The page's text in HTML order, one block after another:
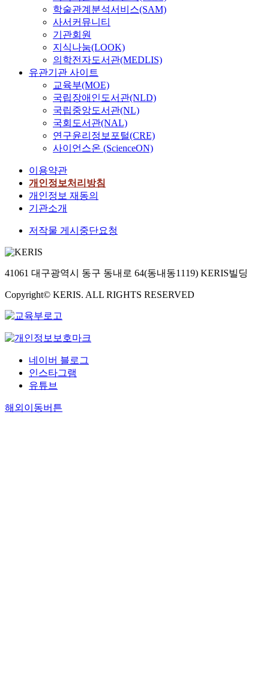
학술관계분석서비스(SAM)
사서커뮤니티
기관회원
지식나눔(LOOK)
의학전자도서관(MEDLIS)
유관기관 사이트
교육부(MOE)
국립장애인도서관(NLD)
국립중앙도서관(NL)
국회도서관(NAL)
연구윤리정보포털(CRE)
사이언스온 (ScienceON)
이용약관
개인정보처리방침
개인정보 재동의
기관소개
저작물 게시중단요청
41061 대구광역시 동구 동내로 64(동내동1119) KERIS빌딩
Copyright© KERIS. ALL RIGHTS RESERVED
네이버 블로그
인스타그램
유튜브
해외이동버튼